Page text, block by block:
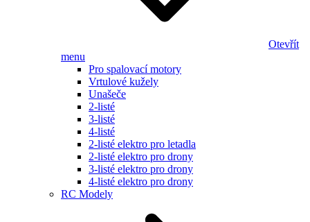
Otevřít
menu
Pro spalovací motory
Vrtulové kužely
Unašeče
2-listé
3-listé
4-listé
2-listé elektro pro letadla
2-listé elektro pro drony
3-listé elektro pro drony
4-listé elektro pro drony
RC Modely